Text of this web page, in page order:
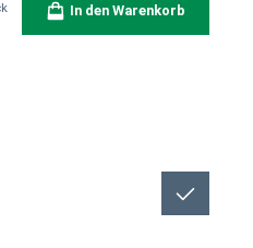
In den Warenkorb